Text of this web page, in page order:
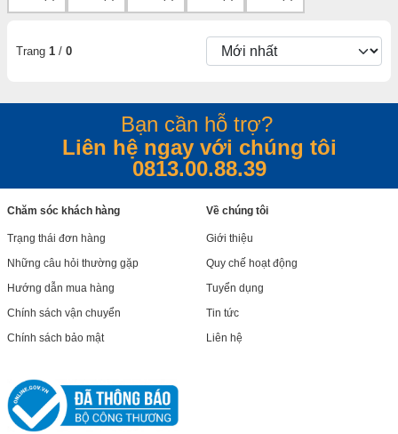
Trang 1 / 0
Bạn cần hỗ trợ?
Liên hệ ngay với chúng tôi
0813.00.88.39
Chăm sóc khách hàng
Trạng thái đơn hàng
Những câu hỏi thường gặp
Hướng dẫn mua hàng
Chính sách vận chuyển
Chính sách bảo mật
Về chúng tôi
Giới thiệu
Quy chế hoạt động
Tuyển dụng
Tin tức
Liên hệ